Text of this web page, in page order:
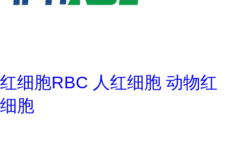
红细胞RBC 人红细胞 动物红
细胞